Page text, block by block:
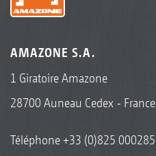
AMAZONE S.A.
1 Giratoire Amazone
28700 Auneau Cedex - France
Téléphone+33 (0)825 000285